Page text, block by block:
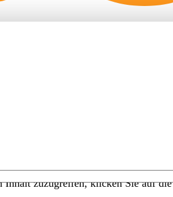
zuzugreifen, klicken Sie auf